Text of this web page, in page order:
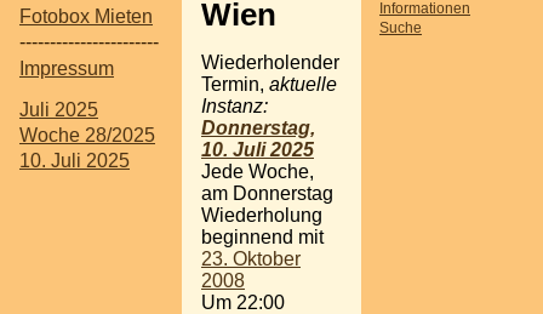
Fotobox Mieten
-----------------------
Impressum
Juli 2025
Woche 28/2025
10. Juli 2025
Informationen
Suche
Wien
Wiederholender
Termin, aktuelle
Instanz:
Donnerstag,
10. Juli 2025
Jede Woche,
am Donnerstag
Wiederholung
beginnend mit
23. Oktober
2008
Um 22:00